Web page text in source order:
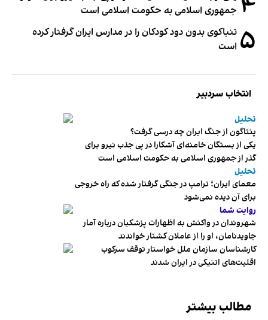
جمهوری اسلامی به حکومت اسلامی است
۵ تنباکوی بدون دود کودکان را در مدارس ایران گرفتار کرده
است
انتخاب سردبیر
تحلیل
پنتاگون از جنگ ایران چه درسی گرفت؟
یکی از بستگان خامنه‌ای آشکارا در پی جذب نیرو برای
گذر از جمهوری اسلامی به حکومت اسلامی است
تحلیل
معمای ایران؛ ترامپ در جنگی گرفتار شده که راه خروجی
برای آن دیده نمی‌شود
روایت شما
شهروندان در واکنش به اظهارات پزشکیان درباره آمار
جاویدنامان، او را از عاملان کشتار خواندند
کارشناسان سازمان ملل خواستار توقف سرکوب
اقلیت‌های اتنیکی در ایران شدند
مطالب بیشتر